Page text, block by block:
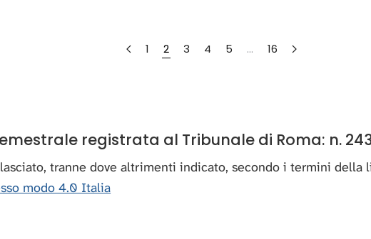
1 2 3 4 5 … 16
registrata al Tribunale di Roma: n.
tranne dove altrimenti indicato, secondo i termini della
modo 4.0 Italia